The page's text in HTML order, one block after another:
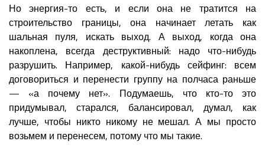
Но энергия-то есть, и если она не тратится на
строительство границы, она начинает летать как
шальная пуля, искать выход. А выход, когда она
накоплена, всегда деструктивный: надо что-нибудь
разрушить. Например, какой-нибудь сейфинг: всем
договориться и перенести группу на полчаса раньше
— «а почему нет». Подумаешь, что кто-то это
придумывал, старался, балансировал, думал, как
лучше, чтобы никто никому не мешал. А мы просто
возьмем и перенесем, потому что мы такие.